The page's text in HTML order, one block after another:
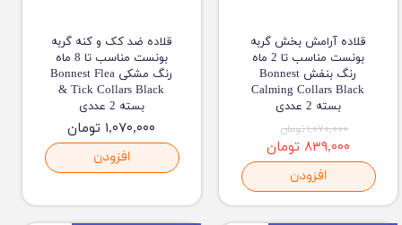
قلاده آرامش بخش گربه
بونست مناسب تا 2 ماه
رنگ بنفش Bonnest
Calming Collars Black
بسته 2 عددی
۱,۰۷۰,۰۰۰ تومان
۸۳۹,۰۰۰ تومان
افزودن
قلاده ضد کک و کنه گربه
بونست مناسب تا 8 ماه
رنگ مشکی Bonnest Flea
& Tick Collars Black
بسته 2 عددی
۱,۰۷۰,۰۰۰ تومان
افزودن